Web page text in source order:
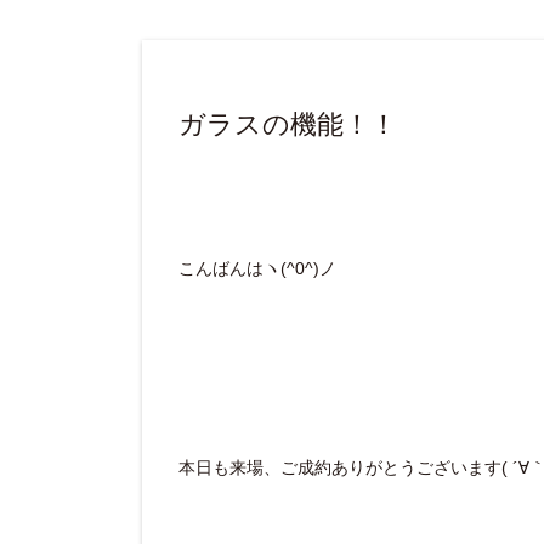
ガラスの機能！！
こんばんはヽ(^0^)ノ
本日も来場、ご成約ありがとうございます( ´∀